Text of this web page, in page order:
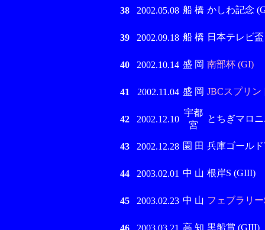
38 2002.05.08 船 橋 かしわ記念
39 2002.09.18 船 橋 日本テレビ
40 2002.10.14 盛 岡 南部杯 (GI)
41 2002.11.04 盛 岡 JBCスプリン
42 2002.12.10
宇都
宮
とちぎマロ
43 2002.12.28 園 田 兵庫ゴール
44 2003.02.01 中 山 根岸S (GIII)
45 2003.02.23 中 山 フェブラリー
46 2003.03.21 高 知 黒船賞 (GIII)